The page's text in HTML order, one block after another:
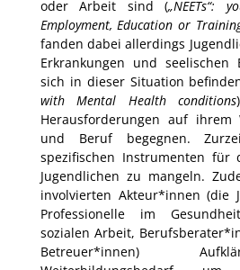
oder Arbeit sind („NEETs“:
Employment, Education or
fanden dabei allerdings
Erkrankungen und seelischen
sich in dieser Situation
with Mental Health conditions
Herausforderungen auf
und Beruf begegnen.
spezifischen Instrumenten für
Jugendlichen zu mangeln.
involvierten Akteur*innen (die
Professionelle im
sozialen Arbeit,
Betreuer*innen)